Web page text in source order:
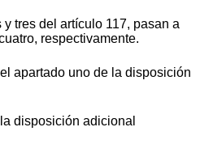
tres del artículo 117, pasan a
respectivamente.
apartado uno de la disposición
disposición adicional